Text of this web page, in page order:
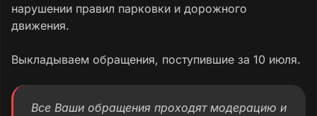
нарушении правил парковки и дорожного
движения.
Выкладываем обращения, поступившие за 10 июля.
Все Ваши обращения проходят модерацию и